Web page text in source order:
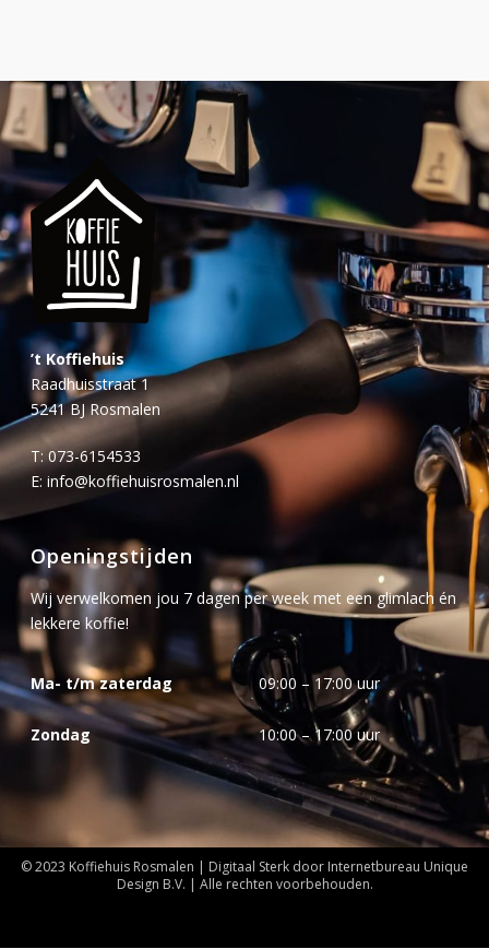
’t Koffiehuis
Raadhuisstraat 1
5241 BJ Rosmalen
T:073-6154533
E:info@koffiehuisrosmalen.nl
Openingstijden
Wij verwelkomen jou 7 dagen per week met een glimlach én
lekkere koffie!
Ma- t/m zaterdag 09:00 – 17:00 uur
Zondag 10:00 – 17:00 uur
© 2023 Koffiehuis Rosmalen | Digitaal Sterk door Internetbureau Unique
Design B.V. | Alle rechten voorbehouden.